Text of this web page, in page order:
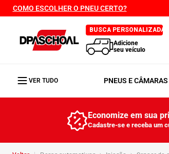
COMO ESCOLHER O PNEU CERTO?
BUSCA PERSONALIZADA
Adicione
seu veículo
VER TUDO PNEUS E CÂMARAS
Economize em sua
Cadastre-se e receba um